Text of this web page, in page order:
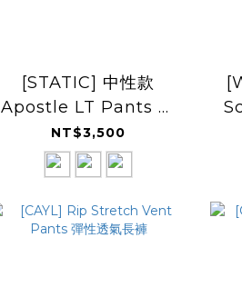
[STATIC] 中性款
Apostle LT Pants 快
乾長褲
NT$3,500